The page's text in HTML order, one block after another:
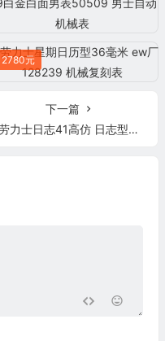
2780元
下一篇
力士日志41高仿 日志型126334 条丁刻度 男士自动机械表